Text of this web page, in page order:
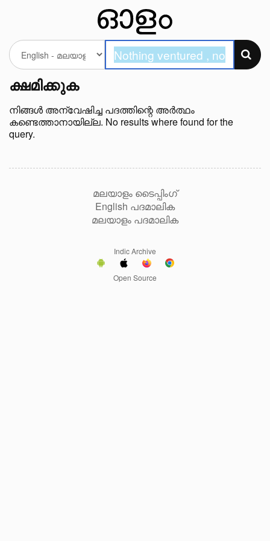
ക്ഷമിക്കുക
നിങ്ങള്‍ അന്വേഷിച്ച പദത്തിന്റെ അർത്ഥം
കണ്ടെത്താനായില്ല. No results where found for the
query.
മലയാളം ടൈപ്പിംഗ്
English പദമാലിക
മലയാളം പദമാലിക
Indic Archive
Open Source